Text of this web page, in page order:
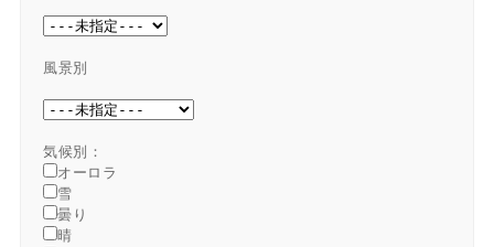
風景別
オーロラ
雪
曇り
晴